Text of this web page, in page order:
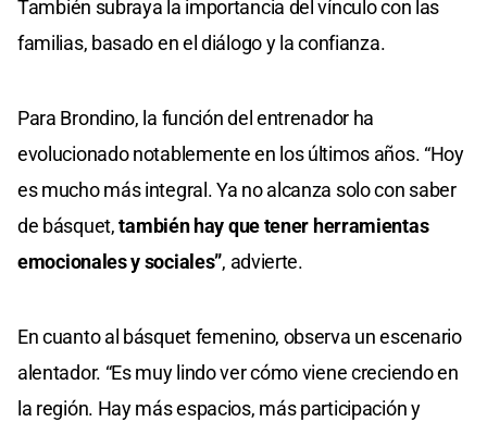
También subraya la importancia del vínculo con las
familias, basado en el diálogo y la confianza.
Para Brondino, la función del entrenador ha
evolucionado notablemente en los últimos años. “Hoy
es mucho más integral. Ya no alcanza solo con saber
de básquet,también hay que tener herramientas
emocionales y sociales”, advierte.
En cuanto al básquet femenino, observa un escenario
alentador. “Es muy lindo ver cómo viene creciendo en
la región. Hay más espacios, más participación y